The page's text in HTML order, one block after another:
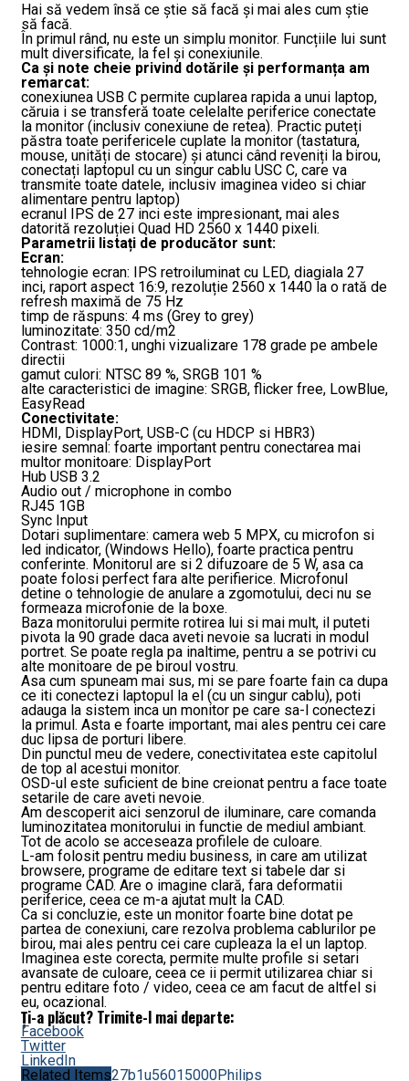
Hai să vedem însă ce știe să facă și mai ales cum știe
să facă.
În primul rând, nu este un simplu monitor. Funcțiile lui sunt
mult diversificate, la fel și conexiunile.
Ca și note cheie privind dotările și performanța am
remarcat:
conexiunea USB C permite cuplarea rapida a unui laptop,
căruia i se transferă toate celelalte periferice conectate
la monitor (inclusiv conexiune de retea). Practic puteți
păstra toate perifericele cuplate la monitor (tastatura,
mouse, unități de stocare) și atunci când reveniți la birou,
conectați laptopul cu un singur cablu USC C, care va
transmite toate datele, inclusiv imaginea video si chiar
alimentare pentru laptop)
ecranul IPS de 27 inci este impresionant, mai ales
datorită rezoluției Quad HD 2560 x 1440 pixeli.
Parametrii listați de producător sunt:
Ecran:
tehnologie ecran: IPS retroiluminat cu LED, diagiala 27
inci, raport aspect 16:9, rezoluție 2560 x 1440 la o rată de
refresh maximă de 75 Hz
timp de răspuns: 4 ms (Grey to grey)
luminozitate: 350 cd/m2
Contrast: 1000:1, unghi vizualizare 178 grade pe ambele
directii
gamut culori: NTSC 89 %, SRGB 101 %
alte caracteristici de imagine: SRGB, flicker free, LowBlue,
EasyRead
Conectivitate:
HDMI, DisplayPort, USB-C (cu HDCP si HBR3)
iesire semnal: foarte important pentru conectarea mai
multor monitoare: DisplayPort
Hub USB 3.2
Audio out / microphone in combo
RJ45 1GB
Sync Input
Dotari suplimentare: camera web 5 MPX, cu microfon si
led indicator, (Windows Hello), foarte practica pentru
conferinte. Monitorul are si 2 difuzoare de 5 W, asa ca
poate folosi perfect fara alte perifierice. Microfonul
detine o tehnologie de anulare a zgomotului, deci nu se
formeaza microfonie de la boxe.
Baza monitorului permite rotirea lui si mai mult, il puteti
pivota la 90 grade daca aveti nevoie sa lucrati in modul
portret. Se poate regla pa inaltime, pentru a se potrivi cu
alte monitoare de pe biroul vostru.
Asa cum spuneam mai sus, mi se pare foarte fain ca dupa
ce iti conectezi laptopul la el (cu un singur cablu), poti
adauga la sistem inca un monitor pe care sa-l conectezi
la primul. Asta e foarte important, mai ales pentru cei care
duc lipsa de porturi libere.
Din punctul meu de vedere, conectivitatea este capitolul
de top al acestui monitor.
OSD-ul este suficient de bine creionat pentru a face toate
setarile de care aveti nevoie.
Am descoperit aici senzorul de iluminare, care comanda
luminozitatea monitorului in functie de mediul ambiant.
Tot de acolo se acceseaza profilele de culoare.
L-am folosit pentru mediu business, in care am utilizat
browsere, programe de editare text si tabele dar si
programe CAD. Are o imagine clară, fara deformatii
periferice, ceea ce m-a ajutat mult la CAD.
Ca si concluzie, este un monitor foarte bine dotat pe
partea de conexiuni, care rezolva problema cablurilor pe
birou, mai ales pentru cei care cupleaza la el un laptop.
Imaginea este corecta, permite multe profile si setari
avansate de culoare, ceea ce ii permit utilizarea chiar si
pentru editare foto / video, ceea ce am facut de altfel si
eu, ocazional.
Ți-a plăcut? Trimite-l mai departe:
Facebook
Twitter
LinkedIn
Related Items27b1u5601 5000Philips